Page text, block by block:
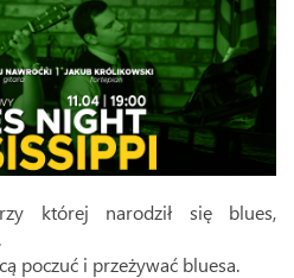
której narodził się blues,
poczuć i przeżywać bluesa.